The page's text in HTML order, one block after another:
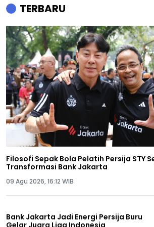
TERBARU
Filosofi Sepak Bola Pelatih Persija STY
Transformasi Bank Jakarta
09 Agu 2026, 16:12 WIB
Bank Jakarta Jadi Energi Persija Buru
Gelar Juara Liga Indonesia